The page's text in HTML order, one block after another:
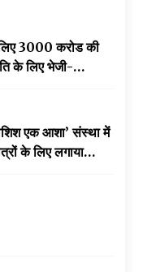
3000 करोड की
के लिए भेजी-
एक आशा’ संस्था में
के लिए लगाया